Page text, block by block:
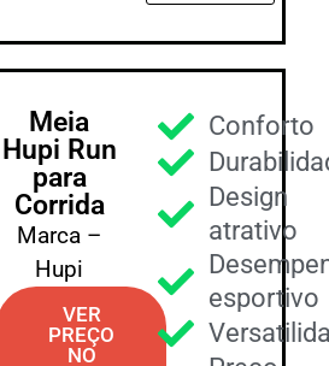
Meia
Hupi Run
para
Corrida
Marca –
Hupi
VER
PREÇO
NO
Conforto
Design
atrativo
esportivo